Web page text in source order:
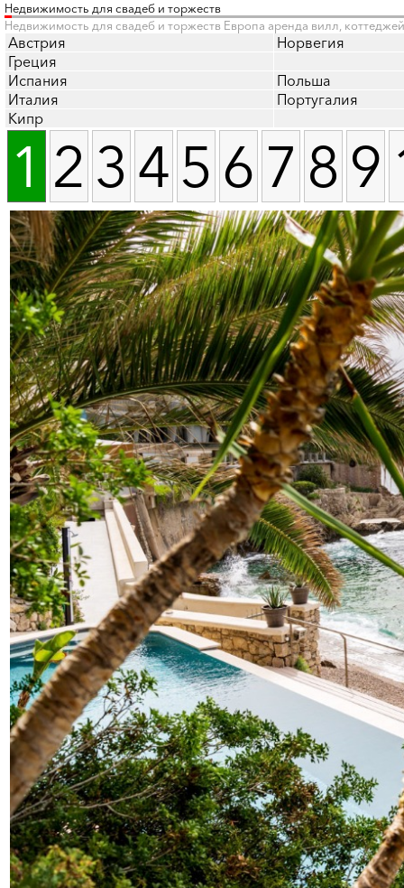
Недвижимость для свадеб и торжеств
Недвижимость для свадеб и торжеств Европа аренда вилл,
Австрия
Норвегия
Греция
Испания
Польша
Италия
Португалия
Кипр
1 2 3 45 6 7 8 9